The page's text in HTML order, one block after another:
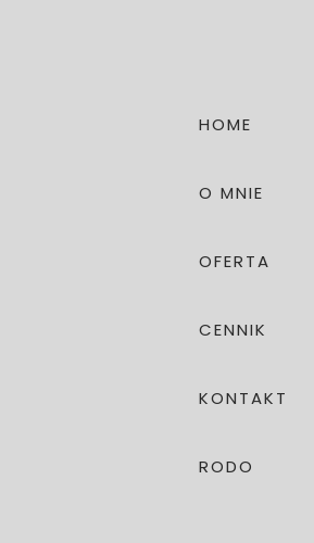
HOME
O MNIE
OFERTA
CENNIK
KONTAKT
RODO